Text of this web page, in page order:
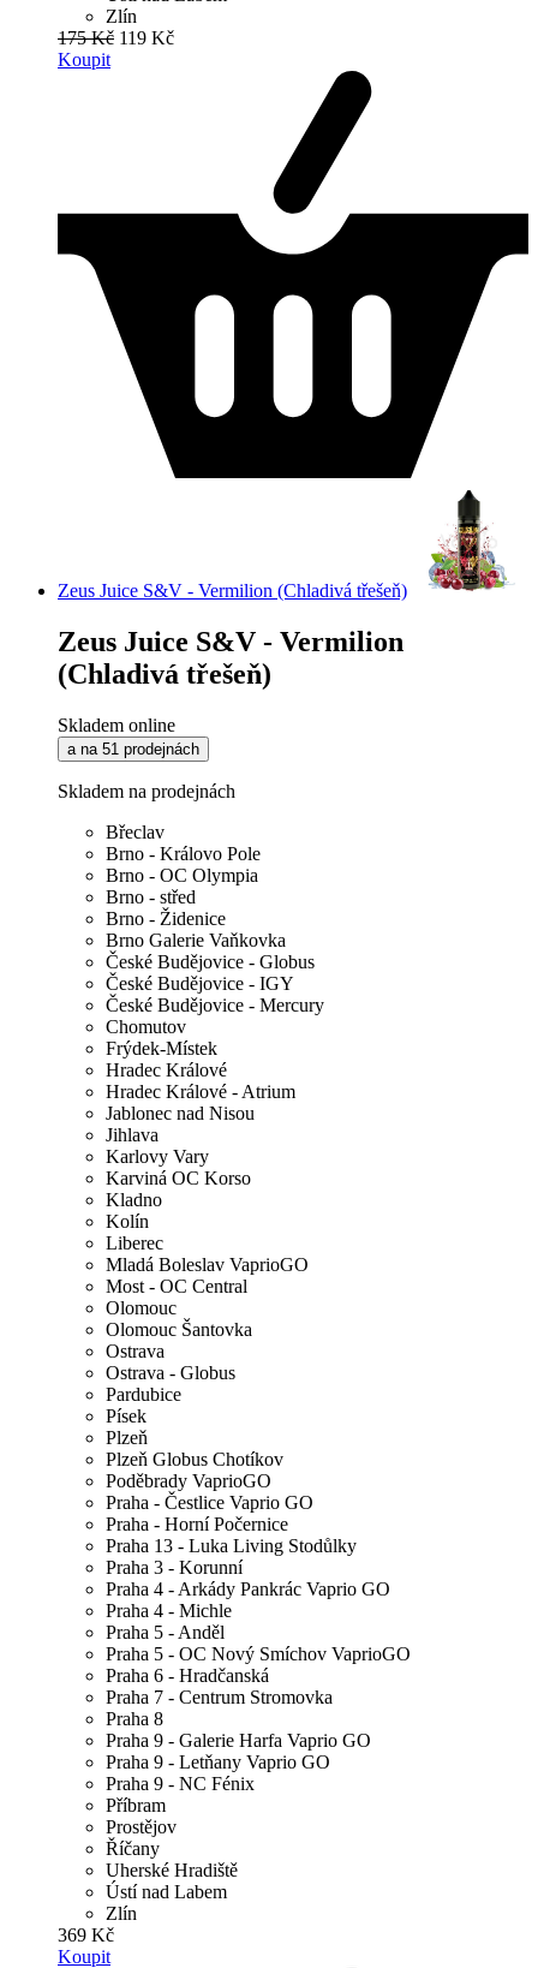
Zlín
175 Kč 119 Kč
Koupit
Zeus Juice S&V - Vermilion (Chladivá třešeň)
Zeus Juice S&V - Vermilion
(Chladivá třešeň)
Skladem online
a na 51 prodejnách
Skladem na prodejnách
Břeclav
Brno - Královo Pole
Brno - OC Olympia
Brno - střed
Brno - Židenice
Brno Galerie Vaňkovka
České Budějovice - Globus
České Budějovice - IGY
České Budějovice - Mercury
Chomutov
Frýdek-Místek
Hradec Králové
Hradec Králové - Atrium
Jablonec nad Nisou
Jihlava
Karlovy Vary
Karviná OC Korso
Kladno
Kolín
Liberec
Mladá Boleslav VaprioGO
Most - OC Central
Olomouc
Olomouc Šantovka
Ostrava
Ostrava - Globus
Pardubice
Písek
Plzeň
Plzeň Globus Chotíkov
Poděbrady VaprioGO
Praha - Čestlice Vaprio GO
Praha - Horní Počernice
Praha 13 - Luka Living Stodůlky
Praha 3 - Korunní
Praha 4 - Arkády Pankrác Vaprio GO
Praha 4 - Michle
Praha 5 - Anděl
Praha 5 - OC Nový Smíchov VaprioGO
Praha 6 - Hradčanská
Praha 7 - Centrum Stromovka
Praha 8
Praha 9 - Galerie Harfa Vaprio GO
Praha 9 - Letňany Vaprio GO
Praha 9 - NC Fénix
Příbram
Prostějov
Říčany
Uherské Hradiště
Ústí nad Labem
Zlín
369 Kč
Koupit